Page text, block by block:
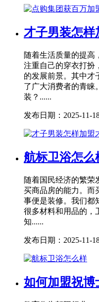
才子男装怎样
随着生活质量的提高
注重自己的穿衣打扮
的发展前景。其中才
了广大消费者的青睐
装？......
发布日期：2025-11-
航标卫浴怎么
随着国民经济的繁荣
买商品房的能力。而
事便是装修。我们都
很多材料和用品的，
知......
发布日期：2025-11-
如何加盟祝博